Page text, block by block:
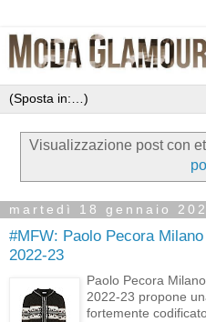
Visualizzazione post con
martedì 18 gennaio
#MFW: Paolo Pecora Milano
2022-23
Paolo Pecora
2022-23 propone
fortemente